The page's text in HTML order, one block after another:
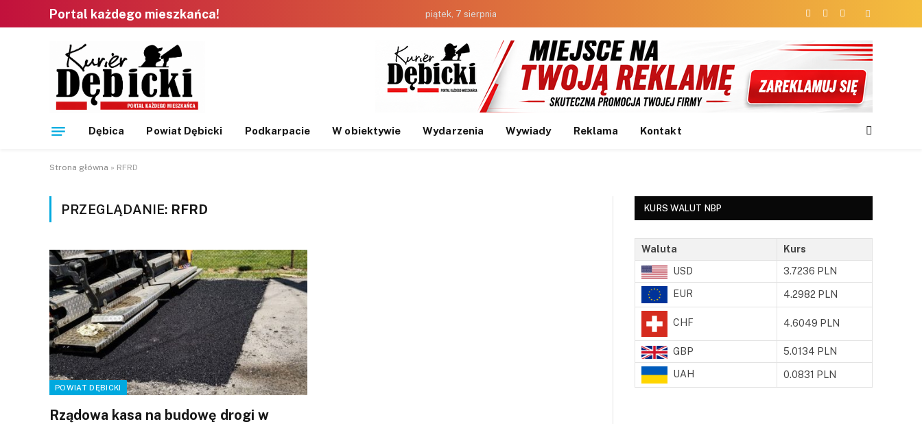
Portal każdego mieszkańca! piątek, 7 sierpnia
Facebook
X
Instagram
Dębica Powiat Dębicki Podkarpacie W obiektywie Wydarzenia Wywiady Reklama Kontakt
Strona główna » RFRD
PRZEGLĄDANIE: RFRD
POWIAT DĘBICKI
Rządowa kasa na budowę drogi w
KURS WALUT NBP
Waluta
Kurs
USD
3.7236 PLN
EUR 4.2982 PLN
CHF 4.6049 PLN
GBP 5.0134 PLN
UAH 0.0831 PLN